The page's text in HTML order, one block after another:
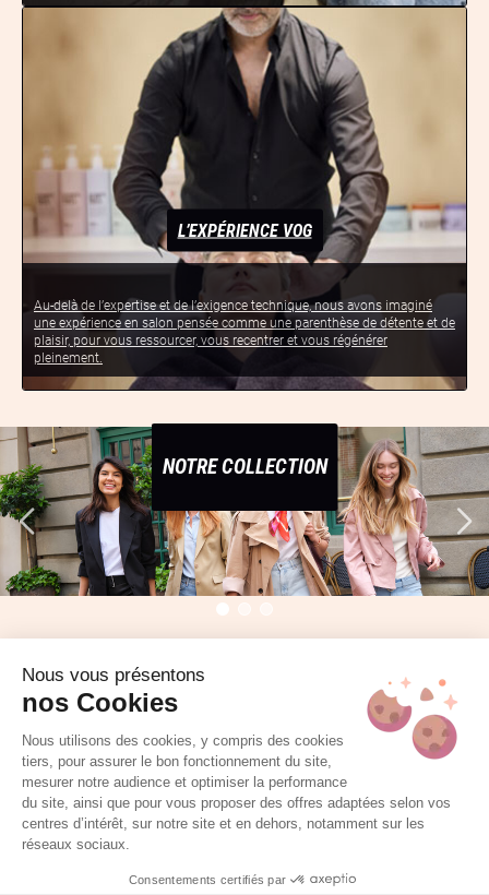
L’EXPÉRIENCE VOG
Au-delà de l’expertise et de l’exigence technique, nous avons imaginé
une expérience en salon pensée comme une parenthèse de détente et de
plaisir, pour vous ressourcer, vous recentrer et vous régénérer
pleinement.
NOTRE COLLECTION
DÉCOUVREZ VOG COIFFURE
RECRUTEMENT
Nous vous présentons
nos Cookies
Nous utilisons des cookies, y compris des cookies
tiers, pour assurer le bon fonctionnement du site,
mesurer notre audience et optimiser la performance
du site, ainsi que pour vous proposer des offres adaptées selon vos
centres d’intérêt, sur notre site et en dehors, notamment sur les
réseaux sociaux.
Consentements certifiés par